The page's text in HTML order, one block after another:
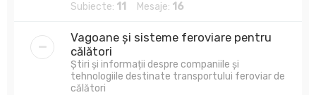
Subiecte: 11 Mesaje: 16
Vagoane și sisteme feroviare pentru
călători
Știri și informații despre companiile și
tehnologiile destinate transportului feroviar de
călători